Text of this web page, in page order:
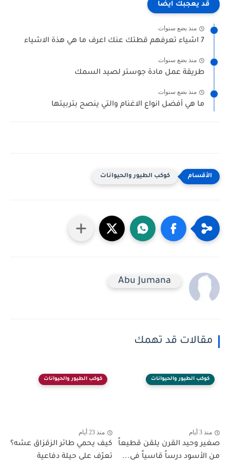
قد يعجبك ايضا
منذ بضع سنوات
7 اشياء تعرفهم قطتك عنك اعرف ما هي هذة الاشياء
منذ بضع سنوات
طريقة عمل مادة جوستر لصيد السمك
منذ بضع سنوات
ما هي أفضل انواع الاغنام والتي ينصح بتربيتها
كوكب الطيور والحيوانات
Abu Jumana
مقالات قد تهمك
كوكب الطيور والحيوانات
منذ 3 أيام
صغير وحيد القرن يلقن قطيعاً
من الأسود درساً قاسياً في...
كوكب الطيور والحيوانات
منذ 23 أيام
كيف يحمي طائر الزقزاق عشه؟
تعرّف على حيلة دفاعية